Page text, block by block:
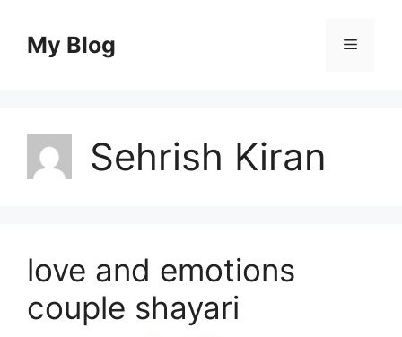
contentMy Blog Menu
Sehrish Kiran
love and emotions
couple shayari